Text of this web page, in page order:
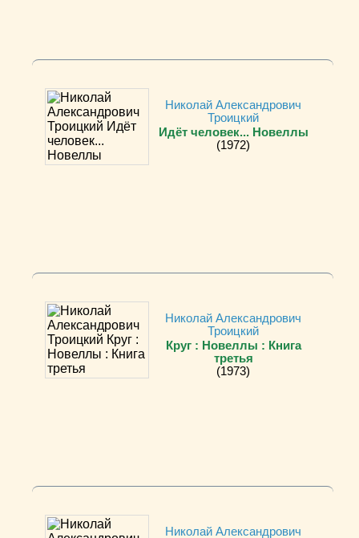
Николай Александрович
Троицкий
Идёт человек... Новеллы
(1972)
Николай Александрович
Троицкий
Круг : Новеллы : Книга
третья
(1973)
Николай Александрович